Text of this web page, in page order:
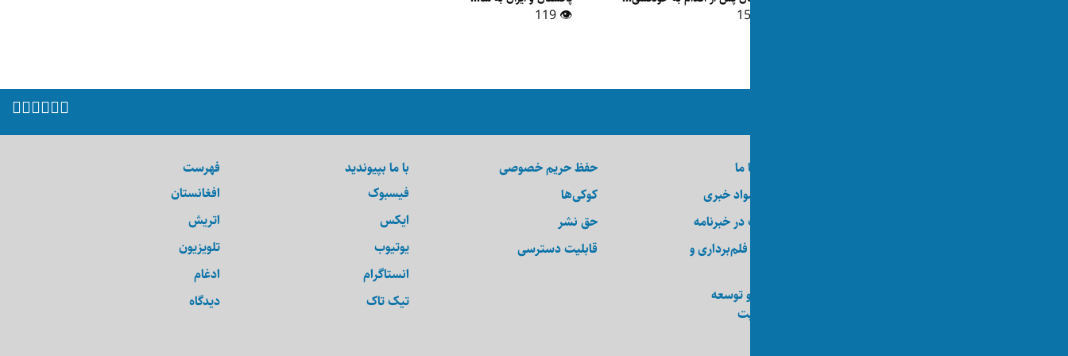
👁 119
تماس با ما
ارسال مواد خبری
عضویت در خبرنامه
خدمات فلم‌برداری و
طراحی و توسعه
ویب‌سایت
حفظ حریم خصوصی
کوکی‌ها
حق نشر
قابلیت دسترسی
با ما بپیوندید
فیسبوک
ایکس
یوتیوب
انستاگرام
تیک تاک
فهرست
افغانستان
اتریش
تلویزیون
ادغام
دیدگاه